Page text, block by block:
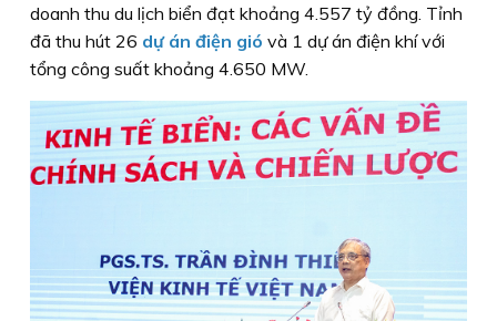
doanh thu du lịch biển đạt khoảng 4.557 tỷ đồng. Tỉnh
đã thu hút 26 dự án điện gió và 1 dự án điện khí với
tổng công suất khoảng 4.650 MW.